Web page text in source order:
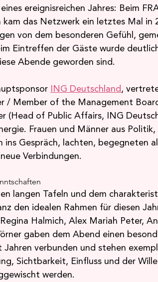
ereignisreichen Jahres: Beim
das Netzwerk ein letztes Mal in
von dem besonderen Gefühl,
Eintreffen der Gäste wurde
Abende geworden sind.
ING Deutschland,
/ Member of the Management
(Head of Public Affairs, ING
Frauen und Männer aus
Gespräch, lachten, begegneten
Verbindungen.
langen Tafeln und dem
den idealen Rahmen für diesen
Halmich, Alex Mariah Peter,
gaben dem Abend einen
verbunden und stehen
Sichtbarkeit, Einfluss und der
werden.